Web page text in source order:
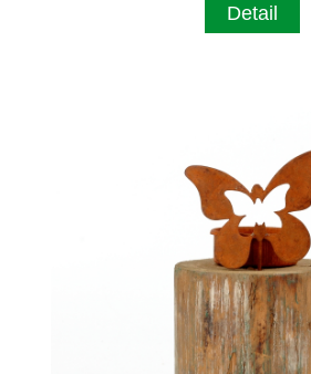
Detail